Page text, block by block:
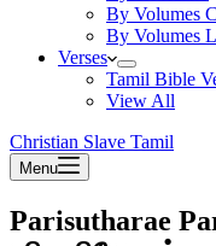
By Volumes
By Volumes
Verses
Tamil Bible
View All
Christian Slave Tamil
Menu
Parisutharae